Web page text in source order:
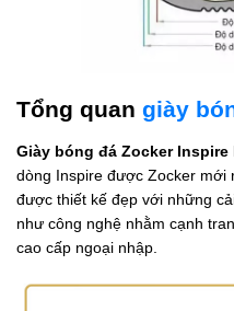
Tổng quan giày
Giày bóng đá Zocker Inspire
dòng Inspire được Zocker mới
được thiết kế đẹp với những
như công nghệ nhằm cạnh
cao cấp ngoại nhập.